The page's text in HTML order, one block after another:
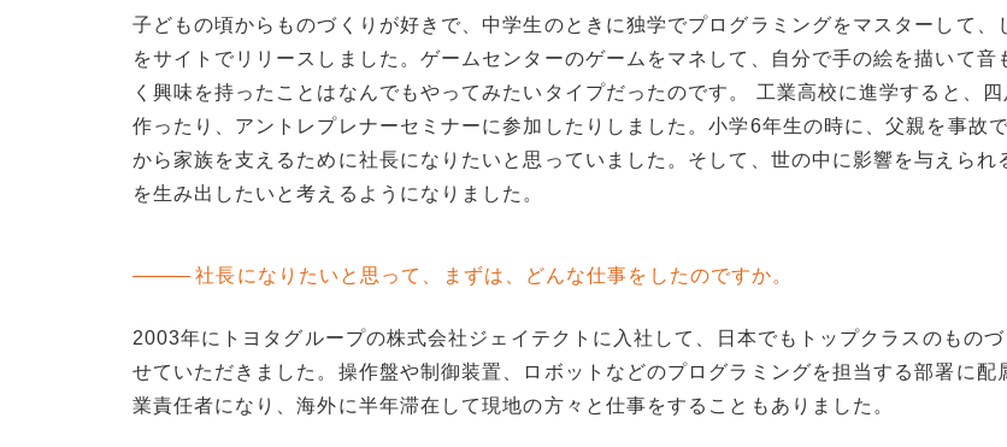
子どもの頃からものづくりが好きで、中学生のときに独学でプログラミングをマスターして、
をサイトでリリースしました。ゲームセンターのゲームをマネして、自分で手の絵を描いて音
く興味を持ったことはなんでもやってみたいタイプだったのです。 工業高校に進学すると、
作ったり、アントレプレナーセミナーに参加したりしました。小学6年生の時に、父親を事故
から家族を支えるために社長になりたいと思っていました。そして、世の中に影響を与えられ
を生み出したいと考えるようになりました。
社長になりたいと思って、まずは、どんな仕事をしたのですか。
2003年にトヨタグループの株式会社ジェイテクトに入社して、日本でもトップクラスのもの
せていただきました。操作盤や制御装置、ロボットなどのプログラミングを担当する部署に配
業責任者になり、海外に半年滞在して現地の方々と仕事をすることもありました。